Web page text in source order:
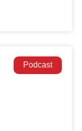
Podcast